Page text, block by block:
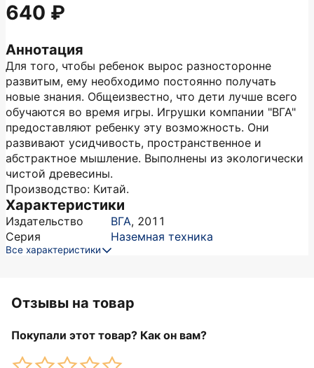
Аннотация
Для того, чтобы ребенок вырос разносторонне
развитым, ему необходимо постоянно получать
новые знания. Общеизвестно, что дети лучше всего
обучаются во время игры. Игрушки компании "ВГА"
предоставляют ребенку эту возможность. Они
развивают усидчивость, пространственное и
абстрактное мышление. Выполнены из экологически
чистой древесины.
Производство: Китай.
Характеристики
Издательство ВГА, 2011
Серия
Наземная техника
Все характеристики
640
Отзывы на товар
Покупали этот товар? Как он вам?